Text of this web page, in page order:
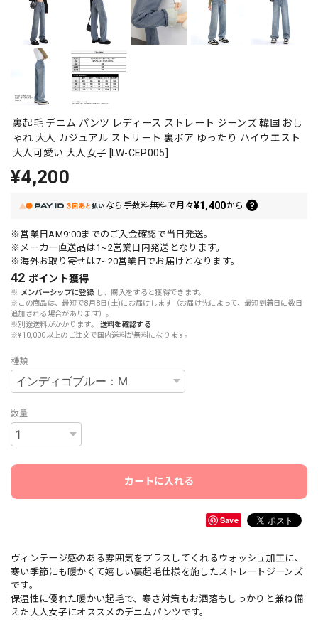
裏起毛 デニム パンツ レディース ストレート ジーンズ 韓国 おし
ゃれ 大人 カジュアル ストリート 裏ボア ゆったり ハイウエスト
大人可愛い 大人女子 [LW-CEP005]
¥4,200
なら 手数料無料で月々¥1,400から
※営業日AM9:00までのご入金確認で当日発送。
※メーカー直送品は1~2営業日内発送となります。
※海外お取り寄せは7~20営業日でお届けとなります。
42 ポイント獲得
※ メンバーシップに登録 し、購入をすると獲得できます。
※この商品は、最短で8月8日(土)にお届けします（お届け先によって、最短到着日に数日
追加される場合があります）。
※別途送料がかかります。
送料を確認する
※¥10,000以上のご注文で国内送料が無料になります。
種類
数量
カートに入れる
Save
ヴィンテージ感のある雰囲気をプラスしてくれるウォッシュ加工に、
寒い季節にも暖かくて嬉しい裏起毛仕様を施したストレートジーンズ
です。
保温性に優れた暖かい起毛で、寒さ対策もお洒落もしっかりと兼ね備
えた大人女子にオススメのデニムパンツです。